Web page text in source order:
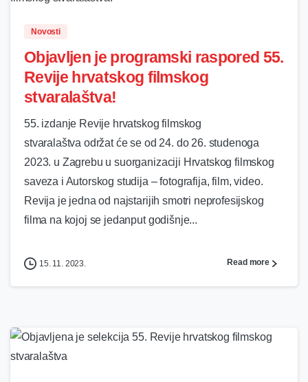
Novosti
Objavljen je programski raspored 55.
Revije hrvatskog filmskog
stvaralaštva!
55. izdanje Revije hrvatskog filmskog
stvaralaštva održat će se od 24. do 26. studenoga
2023. u Zagrebu u suorganizaciji Hrvatskog filmskog
saveza i Autorskog studija – fotografija, film, video.
Revija je jedna od najstarijih smotri neprofesijskog
filma na kojoj se jedanput godišnje...
15. 11. 2023. Read more
0